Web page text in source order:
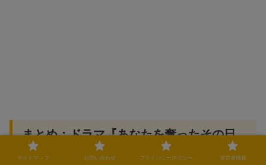
まとめ：ドラマ『あなたを奪ったその日
から』続編の可能性は？
サイトマップ お問い合わせ プライバシーポリシー 運営者情報